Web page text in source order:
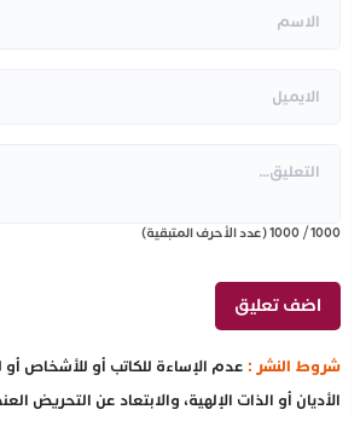
1000
/
1000(عدد الأحرف المتبقية)
شروط النشر : عدم الإساءة للكاتب أو للأشخاص
الأديان أو الذات الإلهية، والابتعاد عن التحريض